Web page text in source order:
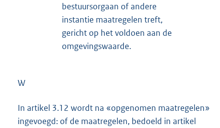
bestuursorgaan of andere
instantie maatregelen treft,
gericht op het voldoen aan de
omgevingswaarde.
W
In artikel 3.12 wordt na «opgenomen maatregelen»
ingevoegd: of de maatregelen, bedoeld in artikel